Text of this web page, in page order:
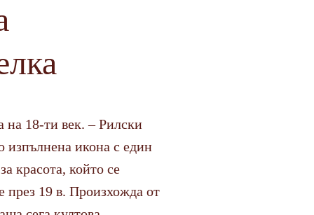
на 18-ти век. – Рилски
икона с един
красота, който се
през 19 в. Произхожда от